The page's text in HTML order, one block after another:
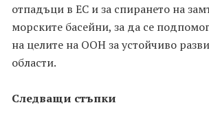
отпадъци в ЕС и за спирането на
морските басейни, за да се
на целите на ООН за устойчиво
области.
Следващи стъпки